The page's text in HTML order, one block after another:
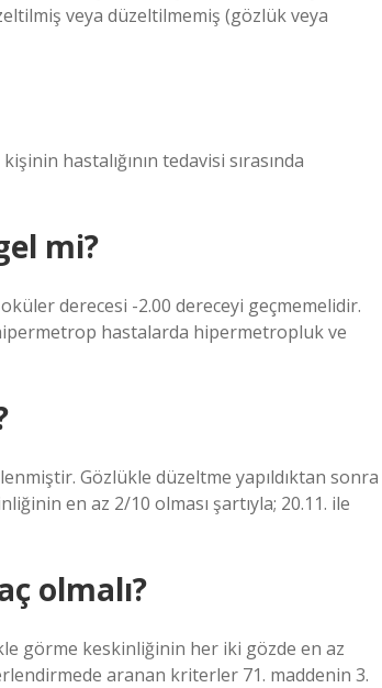
veya düzeltilmemiş (gözlük veya
hastalığının tedavisi sırasında
mi?
derecesi -2.00 dereceyi geçmemelidir.
hastalarda hipermetropluk ve
Gözlükle düzeltme yapıldıktan sonra
en az 2/10 olması şartıyla; 20.11. ile
olmalı?
görme keskinliğinin her iki gözde en az
aranan kriterler 71. maddenin 3.